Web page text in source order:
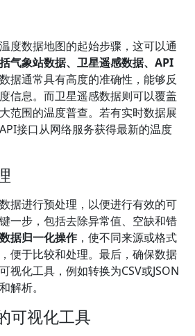
度数据地图的起始步骤，这可以通
气象站数据、卫星遥感数据、API
据通常具有高度的准确性，能够反
信息。而卫星遥感数据则可以覆盖
范围的温度普查。若有实时数据展
接口从网络服务获得最新的温度
据进行预处理，以便进行有效的可
一步，包括去除异常值、空缺和错
数据归一化操作，使不同来源或格式
便于比较和处理。最后，确保数据
视化工具，例如转换为CSV或JSON
解析。
可视化工具